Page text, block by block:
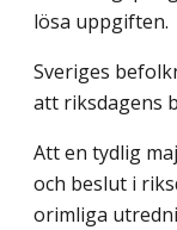
lösa uppgiften.
Sveriges
att riksdagens
Att en tydlig
och beslut i
orimliga